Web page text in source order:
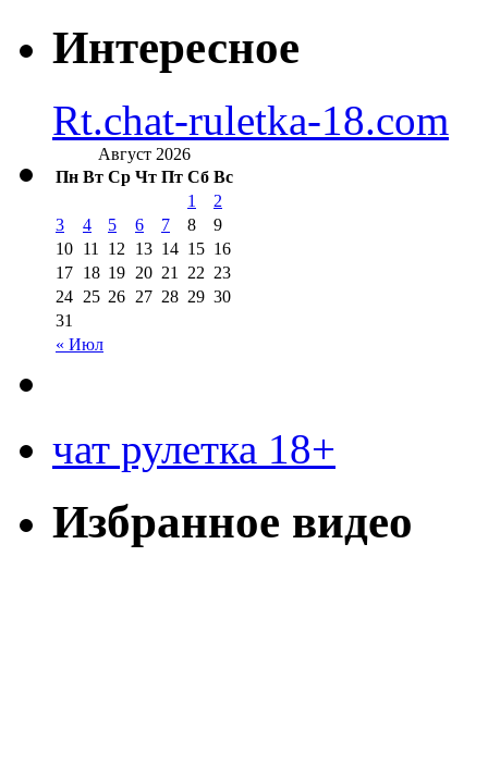
Интересное
Rt.chat-ruletka-18.com
Август 2026
Пн Вт Ср Чт Пт Сб Вс
« Июл
1
2
3
4 5 6 7 8
9
10 11 12 13 14 15 16
17 18 19 20 21 22 23
24 25 26 27 28 29 30
31
чат рулетка 18+
Избранное видео